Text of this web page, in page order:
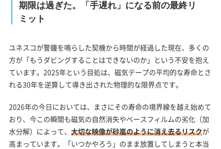
期限は過ぎた。「手遅れ」になる前の最終リ
ミット
ユネスコが警鐘を鳴らした契機から時間が経過した現在、多くの
方が「もうダビングすることはできないのか」という不安を抱え
ています。2025年という目処は、磁気テープの平均的な寿命とさ
れる30年を逆算して導き出された物理的な限界点です。
2026年の今日においては、まさにその寿命の境界線を越え始めて
おり、今この瞬間も磁気の自然消失やベースフィルムの劣化（加
水分解）によって、 大切な映像が砂嵐のように消え去るリスクが
高まっています。「いつかやろう」のまま放置してしまうと本当